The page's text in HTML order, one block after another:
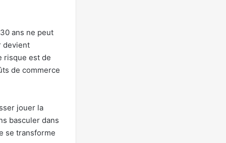
ans ne peut
devient
risque est de
de commerce
jouer la
basculer dans
se transforme